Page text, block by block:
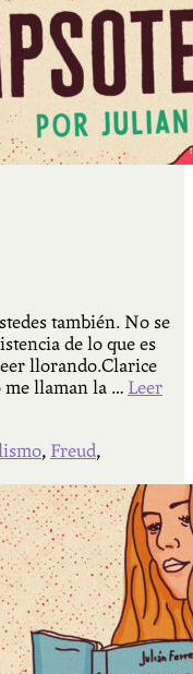
también. No se
de lo que es
llorando.Clarice
me llaman la … Leer
, Freud,